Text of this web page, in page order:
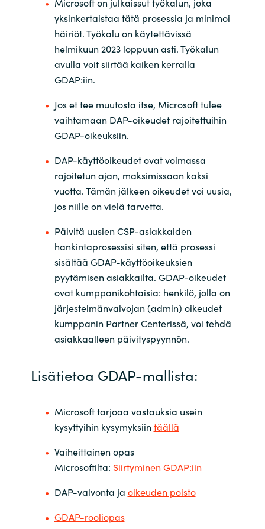
yksinkertaistaa tätä prosessia ja minimoi
häiriöt. Työkalu on käytettävissä
helmikuun 2023 loppuun asti. Työkalun
avulla voit siirtää kaiken kerralla
GDAP:iin.
Jos et tee muutosta itse, Microsoft tulee
vaihtamaan DAP-oikeudet rajoitettuihin
GDAP-oikeuksiin.
DAP-käyttöoikeudet ovat voimassa
rajoitetun ajan, maksimissaan kaksi
vuotta. Tämän jälkeen oikeudet voi uusia,
jos niille on vielä tarvetta.
Päivitä uusien CSP-asiakkaiden
hankintaprosessisi siten, että prosessi
sisältää GDAP-käyttöoikeuksien
pyytämisen asiakkailta. GDAP-oikeudet
ovat kumppanikohtaisia: henkilö, jolla on
järjestelmänvalvojan (admin) oikeudet
kumppanin Partner Centerissä, voi tehdä
asiakkaalleen päivityspyynnön.
Lisätietoa GDAP-mallista:
Microsoft tarjoaa vastauksia usein
kysyttyihin kysymyksiin täällä
Vaiheittainen opas
Microsoftilta: Siirtyminen GDAP:iin
DAP-valvonta ja oikeuden poisto
GDAP-rooliopas